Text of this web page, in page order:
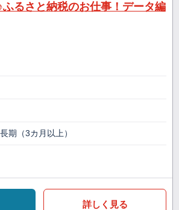
ふるさと納税のお仕事！データ編
期（3カ月以上）
詳しく見る